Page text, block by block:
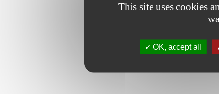
This site uses cookies
OK, accept all